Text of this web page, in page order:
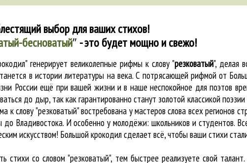
выбор для ваших стихов!
бесноватый″ - это будет мощно и свежо!
генерирует великолепные рифмы к слову "резковатый", делая
в истории литературы на века. С потрясающей рифмой от
России ещё при вашей жизни и в наше неспокойное для поэтов
до дыр, так как гарантированно станут золотой классикой
к слову "резковатый" востребована у мастеров слова всех регионов
Владивостока. И особенно у молодёжи: школьников и студентов.
искусством! Большой крокодил cделает всё, чтобы ваши стихи
стихи со словом "резковатый", тем быстрее реализуете свой